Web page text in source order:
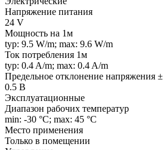
Напряжение питания
24 V
Мощность на 1м
typ: 9.5 W/m; max: 9.6 W/m
Ток потребления 1м
typ: 0.4 A/m; max: 0.4 A/m
Предельное отклонение напряжения ±
0.5 В
Эксплуатационные
Диапазон рабочих температур
min: -30 °C; max: 45 °C
Место применения
Только в помещении